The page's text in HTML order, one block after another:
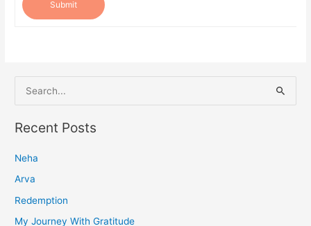
Submit
e
a
c
h
f
o
Recent Posts
Neha
Arva
Redemption
My Journey With Gratitude